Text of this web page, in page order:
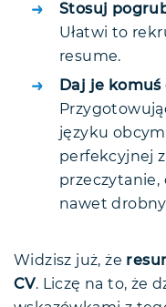
Stosuj
Ułatwi to
resume.
Daj je
języku
perfekcyjnej
przeczytanie,
nawet
Widzisz już, że
CV. Liczę na to, że